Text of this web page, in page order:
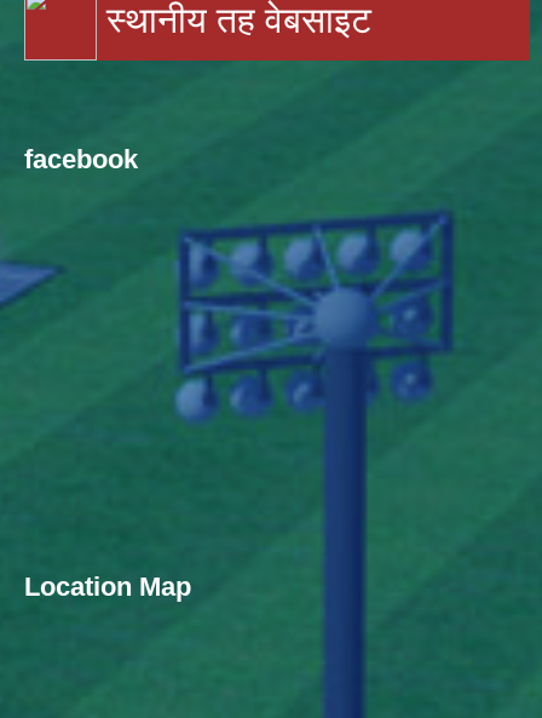
स्थानीय तह वेबसाइट
facebook
Location Map